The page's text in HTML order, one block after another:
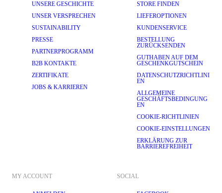
UNSERE GESCHICHTE
UNSER VERSPRECHEN
SUSTAINABILITY
PRESSE
PARTNERPROGRAMM
B2B KONTAKTE
ZERTIFIKATE
JOBS & KARRIEREN
STORE FINDEN
LIEFEROPTIONEN
KUNDENSERVICE
BESTELLUNG
ZURÜCKSENDEN
GUTHABEN AUF DEM
GESCHENKGUTSCHEIN
DATENSCHUTZRICHTLINI
EN
ALLGEMEINE
GESCHÄFTSBEDINGUNG
EN
COOKIE-RICHTLINIEN
COOKIE-EINSTELLUNGEN
ERKLÄRUNG ZUR
BARRIEREFREIHEIT
MY ACCOUNT SOCIAL